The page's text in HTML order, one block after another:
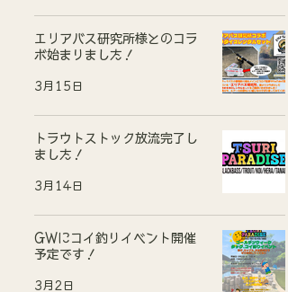
エリアバス研究所様とのコラ
ボ始まりました！
3月15日
トラウトストック放流完了し
ました！
3月14日
GWにコイ釣りイベント開催
予定です！
3月2日